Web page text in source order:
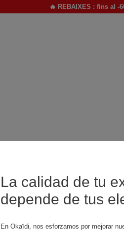
🔥 REBAIXES : fins al -
La calidad de tu
depende de tus
En Okaïdi, nos esforzamos por mejorar